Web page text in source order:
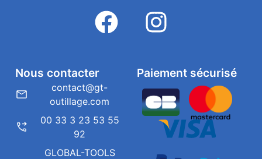
Paiement sécurisé
Nous contacter
contact@gt-
outillage.com
00 33 3 23 53 55
92
GLOBAL-TOOLS